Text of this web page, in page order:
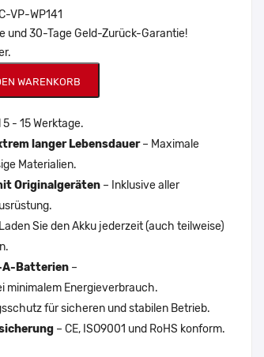
VP-WP141
und 30-Tage Geld-Zurück-Garantie!
WARENKORB
5 - 15 Werktage.
langer Lebensdauer– Maximale
Materialien.
Originalgeräten – Inklusive aller
Sie den Akku jederzeit (auch teilweise)
A-Batterien –
minimalem Energieverbrauch.
für sicheren und stabilen Betrieb.
– CE, ISO9001 und RoHS konform.